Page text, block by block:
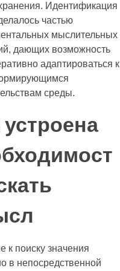
Идентификация
частью
мыслительных
дающих возможность
адаптироваться к
среды.
устроена
к поиску значения
в непосредственной